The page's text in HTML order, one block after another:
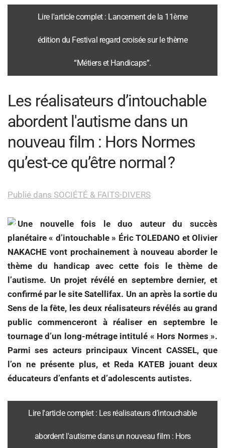
Lire l'article complet : Lancement de la 11ème
édition du Festival regard croisée sur le thème
“Métiers et Handicaps”.
Les réalisateurs d’intouchable
abordent l'autisme dans un
nouveau film : Hors Normes
qu’est-ce qu’être normal ?
Publié dans SOCIÉTÉ & FAITS-DIVERS
Une nouvelle fois le duo auteur du succès
planétaire « d’intouchable » Éric TOLEDANO et Olivier
NAKACHE vont prochainement à nouveau aborder le
thème du handicap avec cette fois le thème de
l’autisme. Un projet révélé en septembre dernier, et
confirmé par le site Satellifax. Un an après la sortie du
Sens de la fête, les deux réalisateurs révélés au grand
public commenceront à réaliser en septembre le
tournage d’un long-métrage intitulé « Hors Normes ».
Parmi ses acteurs principaux Vincent CASSEL, que
l’on ne présente plus, et Reda KATEB jouant deux
éducateurs d’enfants et d’adolescents autistes.
Lire l'article complet : Les réalisateurs d’intouchable
abordent l'autisme dans un nouveau film : Hors